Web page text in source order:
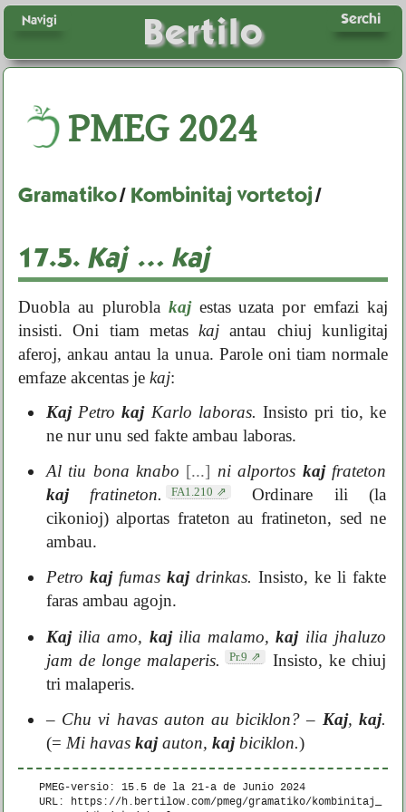
Bertilo Serchi
Navigi
PMEG2024
Gramatiko/ Kombinitaj vortetoj/
17.5. Kaj ... kaj
Duobla au plurobla kajestas uzata por emfazi kaj
insisti. Oni tiam metaskaj antau chiuj kunligitaj
aferoj, ankau antau la unua. Parole oni tiam normale
emfaze akcentas jekaj:
KajPetrokajKarlo laboras. Insisto pri tio, ke
ne nur unu sed fakte ambau laboras.
Al tiu bona knabo [...] ni alportos kajfrateton
kajfratineton. FA1.210
Ordinare ili (la
cikonioj) alportas frateton au fratineton, sed ne
ambau.
Petro kajfumas kajdrinkas. Insisto, ke li fakte
faras ambau agojn.
Kajilia amo, kajilia malamo,kajilia jhaluzo
jam de longe malaperis.
Pr.9
Insisto, ke chiuj
tri malaperis.
– Chu vi havas auton au biciklon? – Kaj, kaj.
(= Mi havas kajauton, kajbiciklon.)
PMEG-versio: 15.5 de la21-a de Junio 2024
URL: https://h.bertilow.com/pmeg/gramatiko/kombinitaj_